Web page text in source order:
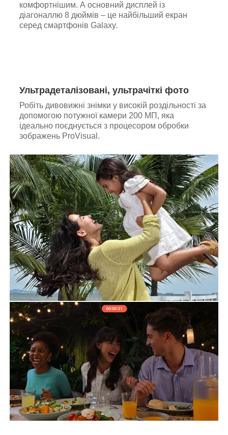
комфортнішим. А основний дисплей із
діагоналлю 8 дюймів – це найбільший екран
серед смартфонів Galaxy.
Ультрадеталізовані, ультрачіткі фото
Робіть дивовижні знімки у високій роздільності за
допомогою потужної камери 200 МП, яка
ідеально поєднується з процесором обробки
зображень ProVisual.